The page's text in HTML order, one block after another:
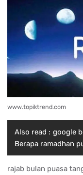
www.topiktrend.com
Also read : google
Berapa ramadhan
rajab bulan puasa